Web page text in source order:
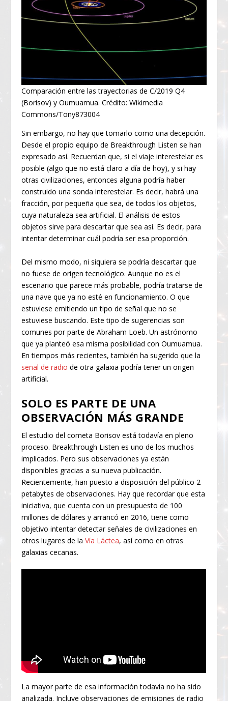
Comparación entre las trayectorias de C/2019 Q4
(Borisov) y Oumuamua. Crédito: Wikimedia
Commons/Tony873004
Sin embargo, no hay que tomarlo como una decepción.
Desde el propio equipo de Breakthrough Listen se han
expresado así. Recuerdan que, si el viaje interestelar es
posible (algo que no está claro a día de hoy), y si hay
otras civilizaciones, entonces alguna podría haber
construido una sonda interestelar. Es decir, habrá una
fracción, por pequeña que sea, de todos los objetos,
cuya naturaleza sea artificial. El análisis de estos
objetos sirve para descartar que sea así. Es decir, para
intentar determinar cuál podría ser esa proporción.
Del mismo modo, ni siquiera se podría descartar que
no fuese de origen tecnológico. Aunque no es el
escenario que parece más probable, podría tratarse de
una nave que ya no esté en funcionamiento. O que
estuviese emitiendo un tipo de señal que no se
estuviese buscando. Este tipo de sugerencias son
comunes por parte de Abraham Loeb. Un astrónomo
que ya planteó esa misma posibilidad con Oumuamua.
En tiempos más recientes, también ha sugerido que la
señal de radio de otra galaxia podría tener un origen
artificial.
SOLO ES PARTE DE UNA
OBSERVACIÓN MÁS GRANDE
El estudio del cometa Borisov está todavía en pleno
proceso. Breakthrough Listen es uno de los muchos
implicados. Pero sus observaciones ya están
disponibles gracias a su nueva publicación.
Recientemente, han puesto a disposición del público 2
petabytes de observaciones. Hay que recordar que esta
iniciativa, que cuenta con un presupuesto de 100
millones de dólares y arrancó en 2016, tiene como
objetivo intentar detectar señales de civilizaciones en
otros lugares de laVía Láctea, así como en otras
galaxias cecanas.
La mayor parte de esa información todavía no ha sido
analizada. Incluye observaciones de emisiones de radio